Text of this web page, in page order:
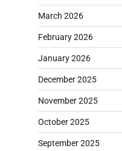
March 2026
February 2026
January 2026
December 2025
November 2025
October 2025
September 2025